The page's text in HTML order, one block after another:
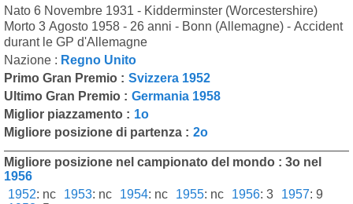
Nato 6 Novembre 1931 - Kidderminster (Worcestershire)
Morto 3 Agosto 1958 - 26 anni - Bonn (Allemagne) - Accident
durant le GP d'Allemagne
Nazione : Regno Unito
Primo Gran Premio : Svizzera 1952
Ultimo Gran Premio : Germania 1958
Miglior piazzamento : 1o
Migliore posizione di partenza : 2o
Migliore posizione nel campionato del mondo : 3o nel
1956
1952: nc 1953: nc 1954: nc 1955: nc 1956: 3 1957: 9